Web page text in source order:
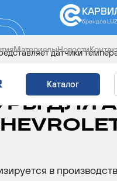
брендов
МатериалыНовости
Каталог
датчики
ДЛЯ
в